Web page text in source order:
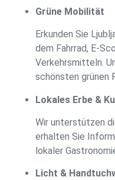
Grüne Mobilität
Erkunden Sie
dem Fahrrad, E-
Verkehrsmitteln.
schönsten grünen
Lokales Erbe &
Wir unterstützen
erhalten Sie
lokaler
Licht &